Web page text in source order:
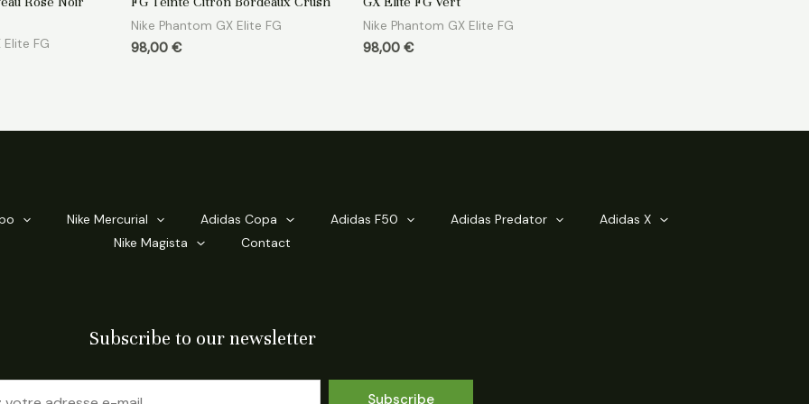
Elite FG
sur
Nike Phantom GX Elite FG
98,00 €
sur
Nike Phantom GX Elite FG
98,00 €
Nike Mercurial Adidas Copa Adidas F50 Adidas Predator
Adidas X
Nike Magista
Contact
Subscribe to our newsletter
Subscribe